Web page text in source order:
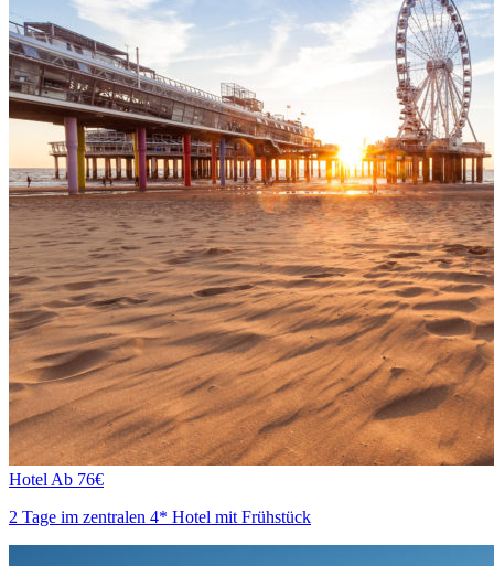
Hotel Ab 76€
2 Tage im zentralen 4* Hotel mit Frühstück